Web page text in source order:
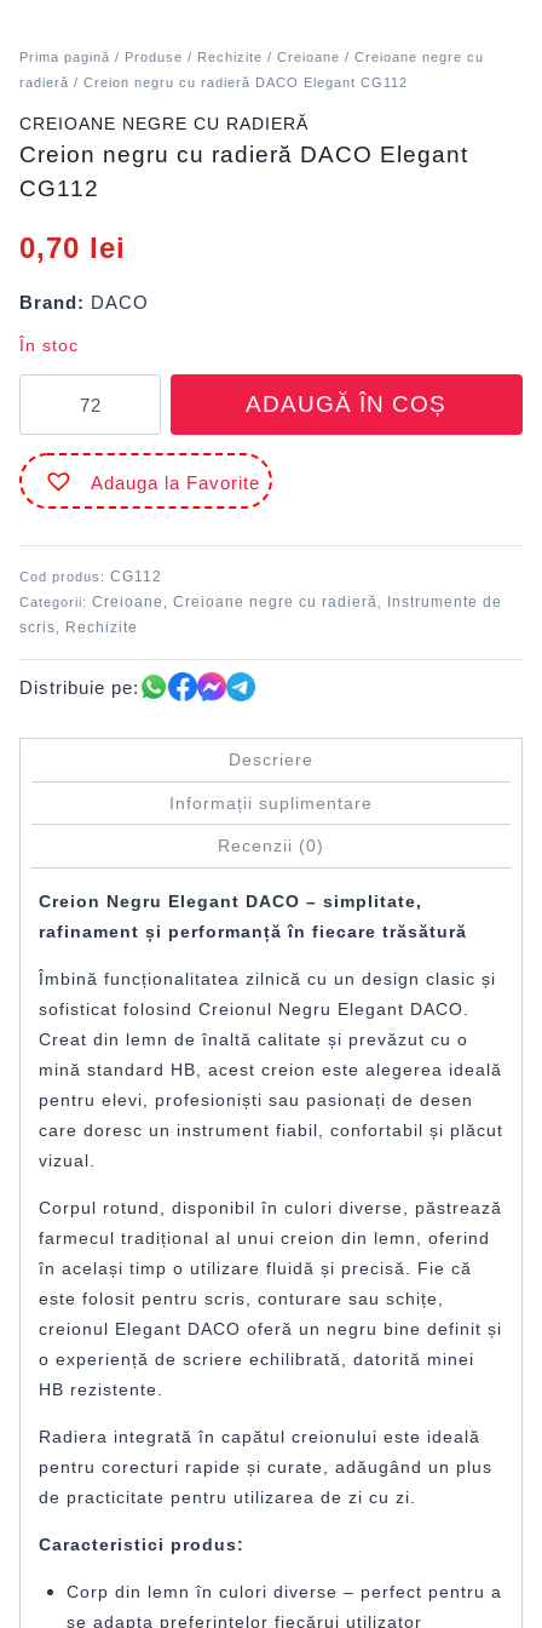
Prima pagină / Produse / Rechizite / Creioane / Creioane negre cu
radieră / Creion negru cu radieră DACO Elegant CG112
CREIOANE NEGRE CU RADIERĂ
Creion negru cu radieră DACO Elegant
CG112
0,70 lei
Brand: DACO
În stoc
negru
cu
radieră
DACO
ADAUGĂ ÎN COȘ
Adauga la Favorite
Cod produs: CG112
Categorii: Creioane , Creioane negre cu radieră,
Instrumente de
scris, Rechizite
Distribuie pe:
Descriere
Informații suplimentare
Recenzii (0)
Creion Negru Elegant DACO – simplitate,
rafinament și performanță în fiecare trăsătură
Îmbină funcționalitatea zilnică cu un design clasic și
sofisticat folosind Creionul Negru Elegant DACO.
Creat din lemn de înaltă calitate și prevăzut cu o
mină standard HB, acest creion este alegerea ideală
pentru elevi, profesioniști sau pasionați de desen
care doresc un instrument fiabil, confortabil și plăcut
vizual.
Corpul rotund, disponibil în culori diverse, păstrează
farmecul tradițional al unui creion din lemn, oferind
în același timp o utilizare fluidă și precisă. Fie că
este folosit pentru scris, conturare sau schițe,
creionul Elegant DACO oferă un negru bine definit și
o experiență de scriere echilibrată, datorită minei
HB rezistente.
Radiera integrată în capătul creionului este ideală
pentru corecturi rapide și curate, adăugând un plus
de practicitate pentru utilizarea de zi cu zi.
Caracteristici produs:
Corp din lemn în culori diverse – perfect pentru a
se adapta preferințelor fiecărui utilizator